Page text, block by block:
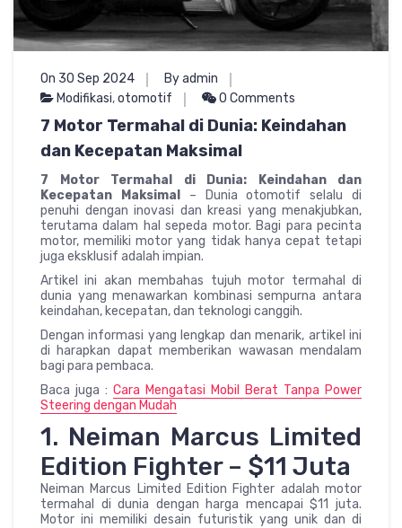
On 30 Sep 2024
By admin
Modifikasi,otomotif 0 Comments
7 Motor Termahal di Dunia: Keindahan
dan Kecepatan Maksimal
7 Motor Termahal di Dunia: Keindahan dan
Kecepatan Maksimal– Dunia otomotif selalu di
penuhi dengan inovasi dan kreasi yang menakjubkan,
terutama dalam hal sepeda motor. Bagi para pecinta
motor, memiliki motor yang tidak hanya cepat tetapi
juga eksklusif adalah impian.
Artikel ini akan membahas tujuh motor termahal di
dunia yang menawarkan kombinasi sempurna antara
keindahan, kecepatan, dan teknologi canggih.
Dengan informasi yang lengkap dan menarik, artikel ini
di harapkan dapat memberikan wawasan mendalam
bagi para pembaca.
Baca juga : Cara Mengatasi Mobil Berat Tanpa Power
Steering dengan Mudah
1. Neiman Marcus Limited
Edition Fighter – $11 Juta
Neiman Marcus Limited Edition Fighter adalah motor
termahal di dunia dengan harga mencapai $11 juta.
Motor ini memiliki desain futuristik yang unik dan di